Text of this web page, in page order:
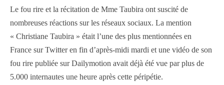
Le fou rire et la récitation de Mme Taubira ont suscité de
nombreuses réactions sur les réseaux sociaux. La mention
« Christiane Taubira » était l’une des plus mentionnées en
France sur Twitter en fin d’après-midi mardi et une vidéo de son
fou rire publiée sur Dailymotion avait déjà été vue par plus de
5.000 internautes une heure après cette péripétie.